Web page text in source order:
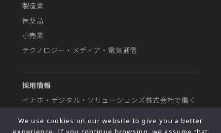
製造業
医薬品
小売業
テクノロジー・メディア・電気通信
採用情報
イナホ・デジタル・ソリューションズ株式会社で働く
We use cookies on our website to give you a better